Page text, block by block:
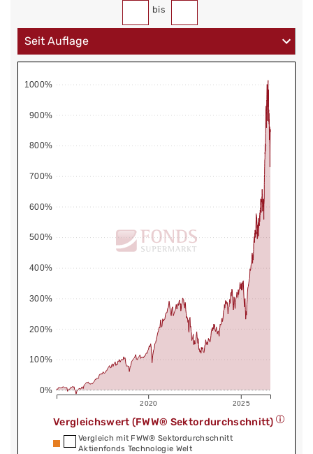
bis
2020 2025
0%
100%
200%
300%
400%
500%
600%
700%
800%
900%
1000%
Vergleichswert (FWW® Sektordurchschnitt)
Vergleich mit FWW® Sektordurchschnitt
Aktienfonds Technologie Welt